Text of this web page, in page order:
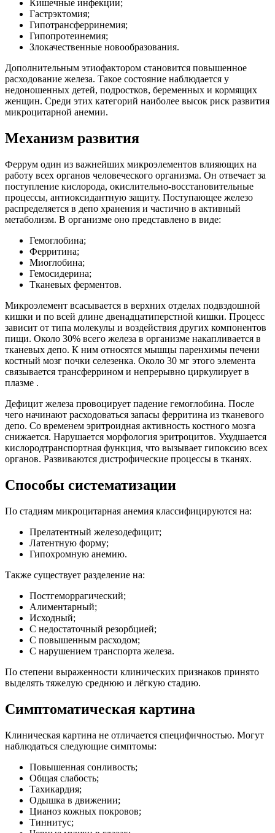
Кишечные инфекции;
Гастрэктомия;
Гипотрансферринемия;
Гипопротеинемия;
Злокачественные новообразования.
Дополнительным этиофактором становится повышенное
расходование железа. Такое состояние наблюдается у
недоношенных детей, подростков, беременных и кормящих
женщин. Среди этих категорий наиболее высок риск развития
микроцитарной анемии.
Механизм развития
Феррум один из важнейших микроэлементов влияющих на
работу всех органов человеческого организма. Он отвечает за
поступление кислорода, окислительно-восстановительные
процессы, антиоксидантную защиту. Поступающее железо
распределяется в депо хранения и частично в активный
метаболизм. В организме оно представлено в виде:
Гемоглобина;
Ферритина;
Миоглобина;
Гемосидерина;
Тканевых ферментов.
Микроэлемент всасывается в верхних отделах подвздошной
кишки и по всей длине двенадцатиперстной кишки. Процесс
зависит от типа молекулы и воздействия других компонентов
пищи. Около 30% всего железа в организме накапливается в
тканевых депо. К ним относятся мышцы паренхимы печени
костный мозг почки селезенка. Около 30 мг этого элемента
связывается трансферрином и непрерывно циркулирует в
плазме .
Дефицит железа провоцирует падение гемоглобина. После
чего начинают расходоваться запасы ферритина из тканевого
депо. Со временем эритроидная активность костного мозга
снижается. Нарушается морфология эритроцитов. Ухудшается
кислородтранспортная функция, что вызывает гипоксию всех
органов. Развиваются дистрофические процессы в тканях.
Способы систематизации
По стадиям микроцитарная анемия классифицируются на:
Прелатентный железодефицит;
Латентную форму;
Гипохромную анемию.
Также существует разделение на:
Постгеморрагический;
Алиментарный;
Исходный;
С недостаточный резорбцией;
С повышенным расходом;
С нарушением транспорта железа.
По степени выраженности клинических признаков принято
выделять тяжелую среднюю и лёгкую стадию.
Симптоматическая картина
Клиническая картина не отличается специфичностью. Могут
наблюдаться следующие симптомы:
Повышенная сонливость;
Общая слабость;
Тахикардия;
Одышка в движении;
Цианоз кожных покровов;
Тиннитус;